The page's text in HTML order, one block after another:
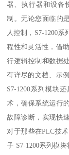
器、执行器和设备
制。无论您面临的
人控制，S7-1200系
程性和灵活性，借
行逻辑控制和数据
有详尽的文档、示
S7-1200系列模块
术，确保系统运行
故障诊断，实现快
对于那些在PLC技
子 S7-1200系列模